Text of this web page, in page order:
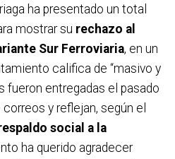
ha presentado un total
mostrar su rechazo al
Sur Ferroviaria, en un
califica de “masivo y
fueron entregadas el pasado
y reflejan, según el
social a la
ha querido agradecer